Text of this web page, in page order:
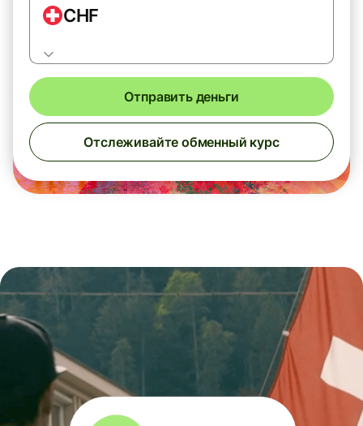
CHF
Отправить деньги
Отслеживайте обменный курс